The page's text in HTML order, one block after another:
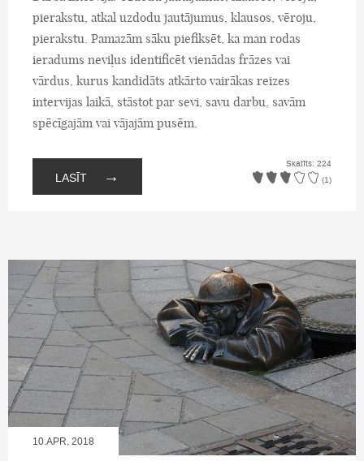
pierakstu, atkal uzdodu jautājumus, klausos, vēroju,
pierakstu. Pamazām sāku piefiksēt, ka man rodas
ieradums neviļus identificēt vienādas frāzes vai
vārdus, kurus kandidāts atkārto vairākas reizes
intervijas laikā, stāstot par sevi, savu darbu, savām
spēcīgajām vai vājajām pusēm.
LASĪT →
Skatīts: 224
(1)
10.APR, 2018